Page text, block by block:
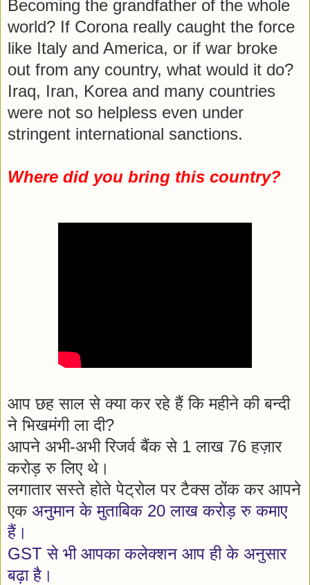
Becoming the grandfather of the whole
world? If Corona really caught the force
like Italy and America, or if war broke
out from any country, what would it do?
Iraq, Iran, Korea and many countries
were not so helpless even under
stringent international sanctions.
Where did you bring this country?
आप छह साल से क्या कर रहे हैं कि महीने की बन्दी
ने भिखमंगी ला दी?
आपने अभी-अभी रिजर्व बैंक से 1 लाख 76 हज़ार
करोड़ रु लिए थे।
लगातार सस्ते होते पेट्रोल पर टैक्स ठोंक कर आपने
एक अनुमान के मुताबिक 20 लाख करोड़ रु कमाए
हैं।
GST से भी आपका कलेक्शन आप ही के अनुसार
बढ़ा है।